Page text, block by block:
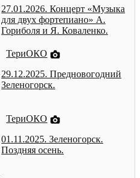
27.01.2026. Концерт «Музыка
для двух фортепиано» А.
Гориболя и Я. Коваленко.
ТериОКО
29.12.2025. Предновогодний
Зеленогорск.
ТериОКО
01.11.2025. Зеленогорск.
Поздняя осень.